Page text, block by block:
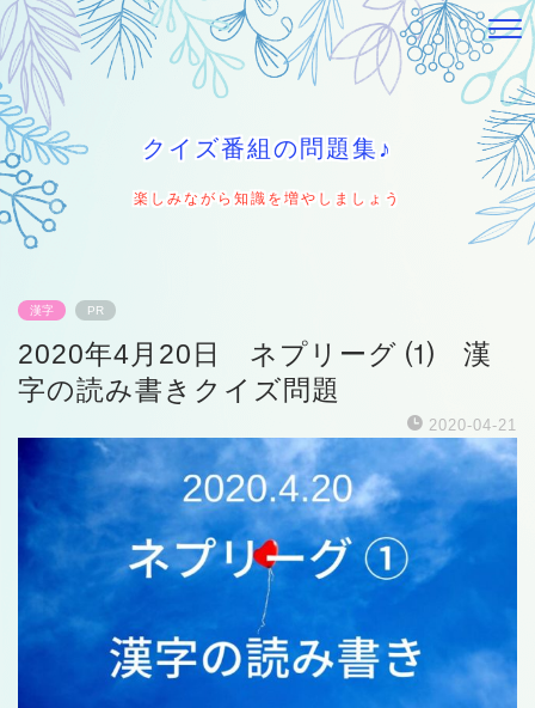
クイズ番組の問題集♪
楽しみながら知識を増やしましょう
漢字 PR
2020年4月20日 ネプリーグ ⑴ 漢
字の読み書きクイズ問題
2020-04-21